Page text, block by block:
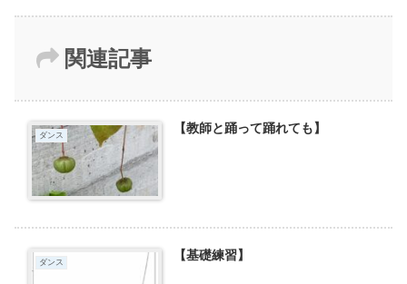
関連記事
ダンス 【教師と踊って踊れても】
ダンス 【基礎練習】